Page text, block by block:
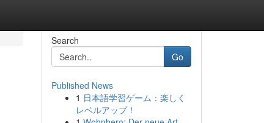
Search
Go
Published News
1 日本語学習ゲーム：楽しく
レベルアップ！